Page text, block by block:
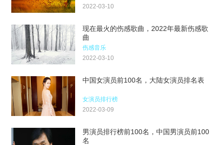
2022-03-10
现在最火的伤感歌曲，2022年最新伤感歌
曲
伤感音乐
2022-03-10
中国女演员前100名，大陆女演员排名表
女演员排行榜
2022-03-09
男演员排行榜前100名，中国男演员前100
名